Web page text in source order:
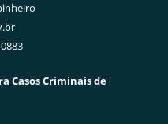
Casos Criminais de